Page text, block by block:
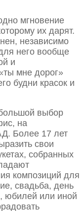
мгновение
их дарят.
независимо
него вообще
и
мне дорог»
будни красок и
выбор
на
Более 17 лет
свои
собранных
композиций для
свадьба, день
юбилей или иной